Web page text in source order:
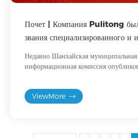
Почет | Компания Pulitong
звания специализированного и
гигант»
Недавно Шанхайская муниципальная
информационная комиссия
инновационных «малых гигантов»
группы специализированных,
ViewMore